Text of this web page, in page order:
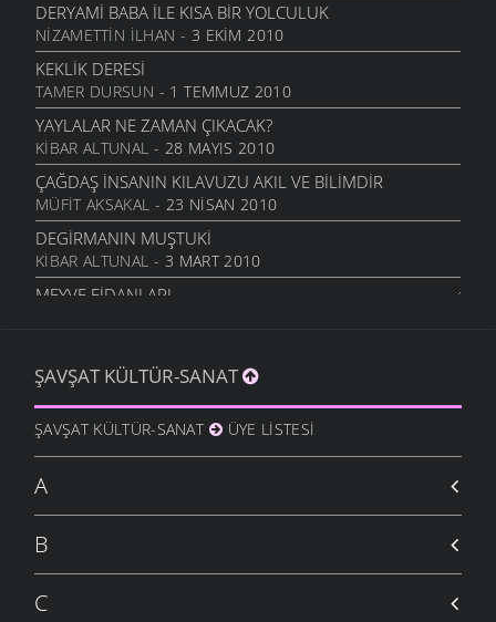
DERYAMI BABA İLE KISA BIR YOLCULUK
NIZAMETTIN İLHAN - 3 EKIM 2010
KEKLIK DERESI
TAMER DURSUN - 1 TEMMUZ 2010
YAYLALAR NE ZAMAN ÇIKACAK?
KIBAR ALTUNAL - 28 MAYIS 2010
ÇAĞDAŞ İNSANIN KILAVUZU AKIL VE BILIMDIR
MÜFIT AKSAKAL - 23 NISAN 2010
DEGIRMANIN MUŞTUKI
KIBAR ALTUNAL - 3 MART 2010
MEYVE FIDANLARI
ŞAVŞAT.COM- 11 OCAK 2010
ZAMAN KIRALIKMIŞ MEĞER
İSMET ACI- 9 OCAK 2010
DÜŞÜNCEYI BEYNI İLE BEYNIMIZE KAZDI
İSMET ACI
KÖYE GIDELIM
İSMET ACI
ŞAVŞAT KÜLTÜR-SANAT
ŞAVŞAT KÜLTÜR-SANAT ÜYE LISTESI
A
B
C